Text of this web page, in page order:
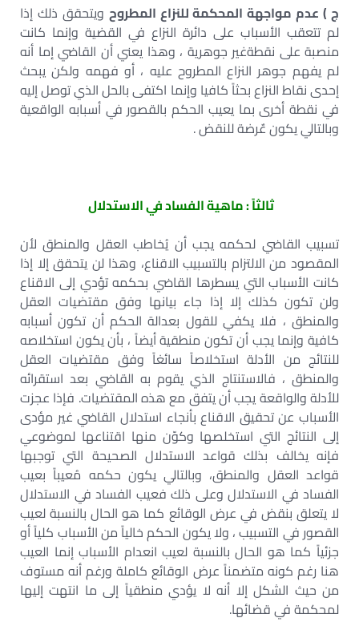
ج ) عدم مواجهة المحكمة للنزاع المطروح ويتحقق ذلك إذا
لم تتعقب الأسباب على دائرة النزاع في القضية وإنما كانت
منصبة على نقطةغير جوهرية ، وهذا يعني أن القاضي إما أنه
لم يفهم جوهر النزاع المطروح عليه ، أو فهمه ولكن يبحث
إحدى نقاط النزاع بحثاً كافيا وإنما اكتفى بالحل الذي توصل إليه
في نقطة أخرى بما يعيب الحكم بالقصور في أسبابه الواقعية
وبالتالي يكون عٌرضة للنقض .
ثالثاً : ماهية الفساد في الاستدلال
تسبيب القاضي لحكمه يجب أن يُخاطب العقل والمنطق لأن
المقصود من الالتزام بالتسبيب الاقناع، وهذا لن يتحقق إلا إذا
كانت الأسباب التي يسطرها القاضي بحكمه تؤدي إلى الاقناع
ولن تكون كذلك إلا إذا جاء بيانها وفق مقتضيات العقل
والمنطق ، فلا يكفي للقول بعدالة الحكم أن تكون أسبابه
كافية وإنما يجب أن تكون منطقية أيضاً ، بأن يكون استخلاصه
للنتائج من الأدلة استخلاصاً سائغاً وفق مقتضيات العقل
والمنطق ، فالاستنتاج الذي يقوم به القاضي بعد استقرائه
للأدلة والواقعة يجب أن يتفق مع هذه المقتضيات. فإذا عجزت
الأسباب عن تحقيق الاقناع بأنجاء استدلال القاضي غير مؤدى
إلى النتائج التي استخلصها وكوّن منها اقتناعها لموضوعي
فإنه يخالف بذلك قواعد الاستدلال الصحيحة التي توجبها
قواعد العقل والمنطق، وبالتالي يكون حكمه مُعيباً بعيب
الفساد في الاستدلال وعلى ذلك فعيب الفساد في الاستدلال
لا يتعلق بنقض في عرض الوقائع كما هو الحال بالنسبة لعيب
القصور في التسبيب ، ولا يكون الحكم خالياً من الأسباب كلياً أو
جزئياً كما هو الحال بالنسبة لعيب انعدام الأسباب إنما العيب
هنا رغم كونه متضمناً عرض الوقائع كاملة ورغم أنه مستوف
من حيث الشكل إلا أنه لا يؤدي منطقياً إلى ما انتهت إليها
لمحكمة في قضائها.